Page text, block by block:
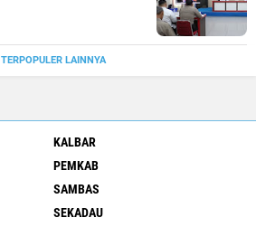
TERPOPULER LAINNYA
KALBAR
PEMKAB
SAMBAS
SEKADAU